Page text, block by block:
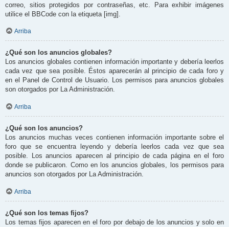
correo, sitios protegidos por contraseñas, etc. Para exhibir imágenes
utilice el BBCode con la etiqueta [img].
Arriba
¿Qué son los anuncios globales?
Los anuncios globales contienen información importante y debería leerlos
cada vez que sea posible. Éstos aparecerán al principio de cada foro y
en el Panel de Control de Usuario. Los permisos para anuncios globales
son otorgados por La Administración.
Arriba
¿Qué son los anuncios?
Los anuncios muchas veces contienen información importante sobre el
foro que se encuentra leyendo y debería leerlos cada vez que sea
posible. Los anuncios aparecen al principio de cada página en el foro
donde se publicaron. Como en los anuncios globales, los permisos para
anuncios son otorgados por La Administración.
Arriba
¿Qué son los temas fijos?
Los temas fijos aparecen en el foro por debajo de los anuncios y solo en